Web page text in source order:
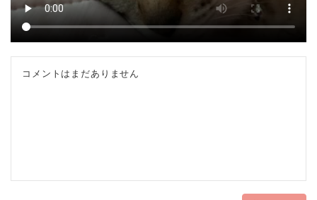
コメントはまだありません